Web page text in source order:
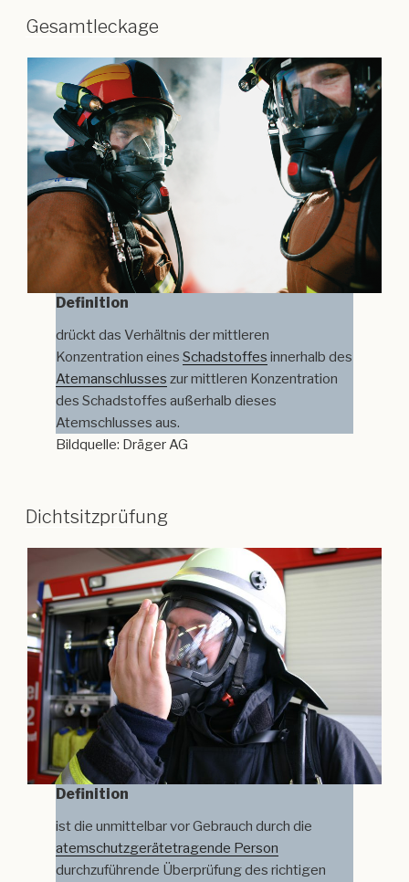
Gesamtleckage
Definition
drückt das Verhältnis der mittleren
Konzentration einesSchadstoffes innerhalb des
Atemanschlusses zur mittleren Konzentration
des Schadstoffes außerhalb dieses
Atemschlusses aus.
Bildquelle: Dräger AG
Dichtsitzprüfung
Definition
ist die unmittelbar vor Gebrauch durch die
atemschutzgerätetragende Person
durchzuführende Überprüfung des richtigen